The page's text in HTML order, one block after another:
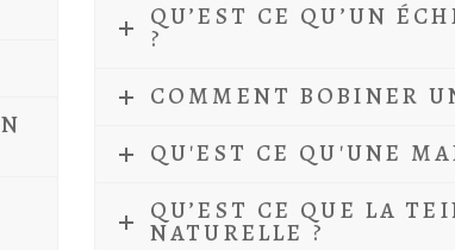
QU’EST CE QU’UN
?
COMMENT BOBINER
QU'EST CE QU'UNE
QU’EST CE QUE LA
NATURELLE ?